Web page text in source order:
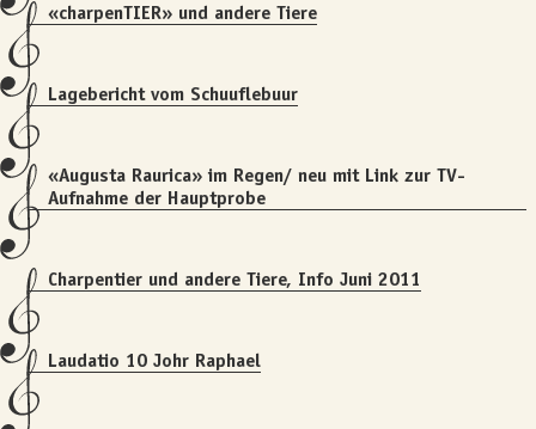
«charpenTIER» und andere Tiere
Lagebericht vom Schuuflebuur
«Augusta Raurica» im Regen/ neu mit Link zur TV-
Aufnahme der Hauptprobe
Charpentier und andere Tiere, Info Juni 2011
Laudatio 10 Johr Raphael